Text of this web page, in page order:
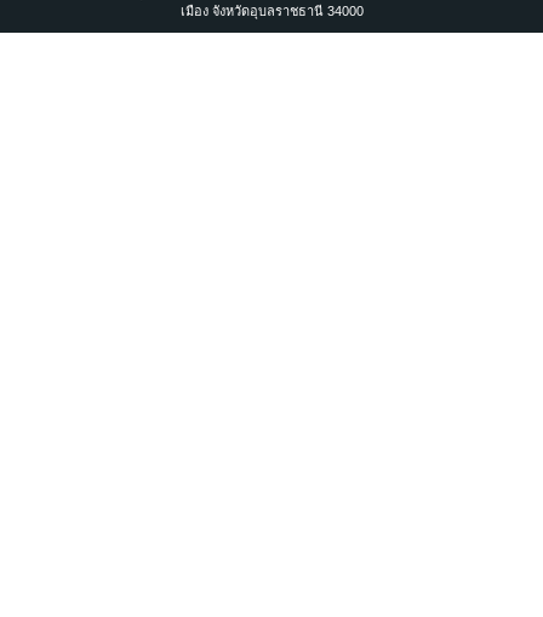
เมือง จังหวัดอุบลราชธานี 34000